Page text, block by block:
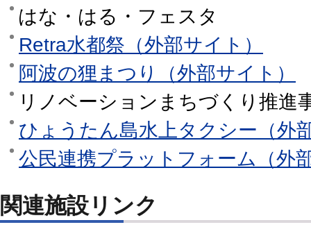
はな・はる・フェスタ
Retra水都祭（外部サイト）
阿波の狸まつり（外部サイト）
リノベーションまちづくり推進
ひょうたん島水上タクシー（外
公民連携プラットフォーム（外
関連施設リンク